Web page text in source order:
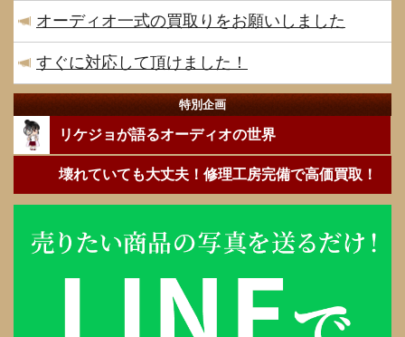
オーディオ一式の買取りをお願いしました
すぐに対応して頂けました！
特別企画
リケジョが語るオーディオの世界
壊れていても大丈夫！修理工房完備で高価買取！